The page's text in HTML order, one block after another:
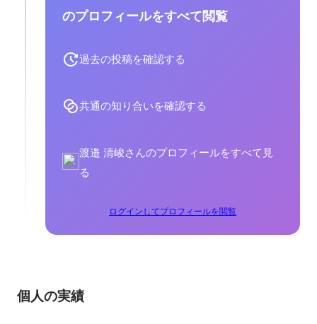
のプロフィールをすべて閲覧
過去の投稿を確認する
共通の知り合いを確認する
渡邉 清峻さんのプロフィールをすべて見
る
ログインしてプロフィールを閲覧
個人の実績